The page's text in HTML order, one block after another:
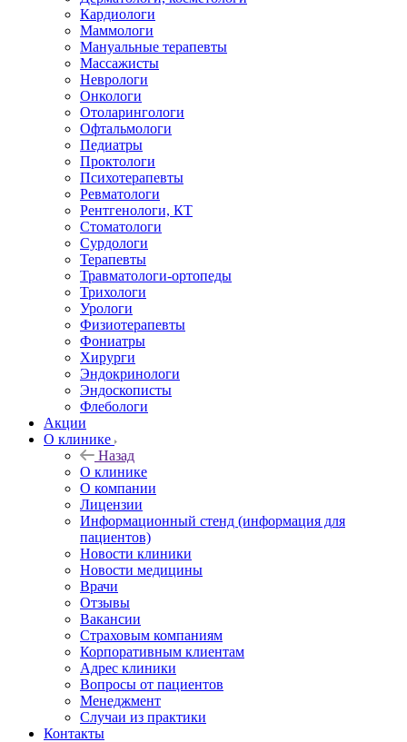
Кардиологи
Маммологи
Мануальные терапевты
Массажисты
Неврологи
Онкологи
Отоларингологи
Офтальмологи
Педиатры
Проктологи
Психотерапевты
Ревматологи
Рентгенологи, КТ
Стоматологи
Сурдологи
Терапевты
Травматологи-ортопеды
Трихологи
Урологи
Физиотерапевты
Фониатры
Хирурги
Эндокринологи
Эндоскописты
Флебологи
Акции
О клинике
Назад
О клинике
О компании
Лицензии
Информационный стенд (информация для
пациентов)
Новости клиники
Новости медицины
Врачи
Отзывы
Вакансии
Страховым компаниям
Корпоративным клиентам
Адрес клиники
Вопросы от пациентов
Менеджмент
Случаи из практики
Контакты